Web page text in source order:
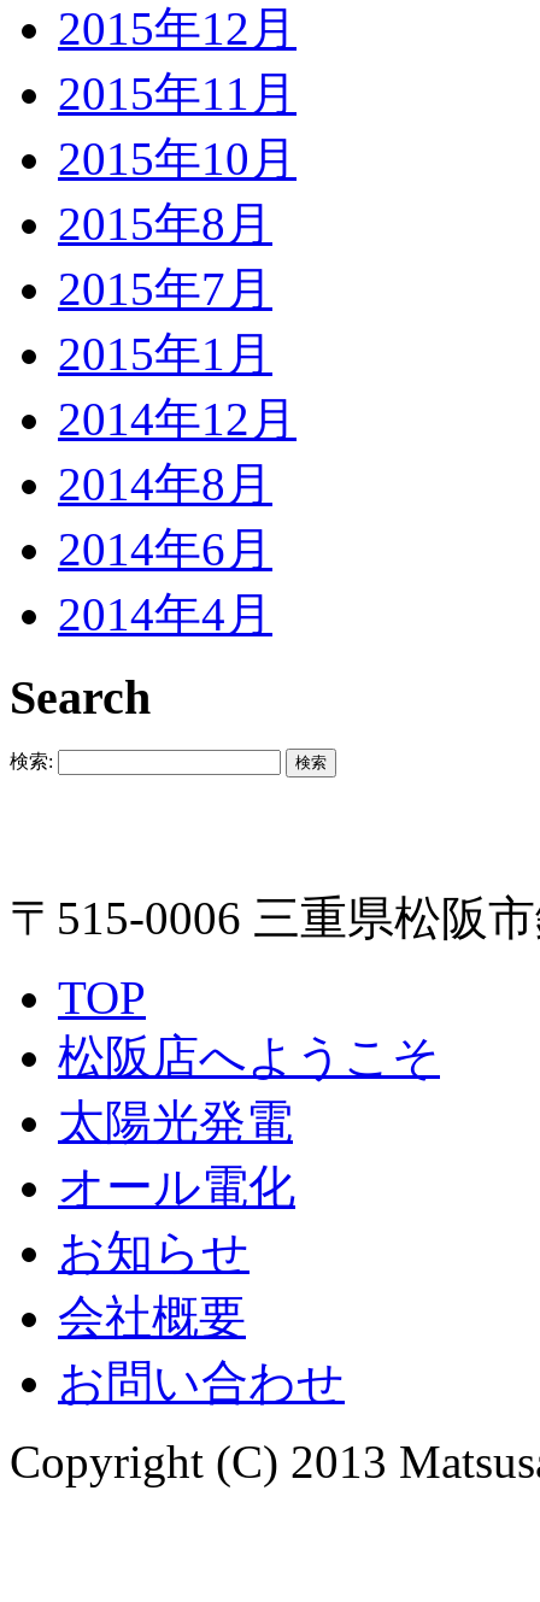
2015年12月
2015年11月
2015年10月
2015年8月
2015年7月
2015年1月
2014年12月
2014年8月
2014年6月
2014年4月
Search
検索:
〒515-0006 三重県松阪
TOP
松阪店へようこそ
太陽光発電
オール電化
お知らせ
会社概要
お問い合わせ
Copyright (C) 2013